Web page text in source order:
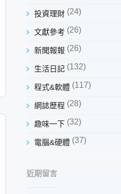
投資理財 (24)
文獻參考 (26)
新聞報報 (26)
生活日記 (132)
程式&軟體 (117)
網誌歷程 (28)
趣味一下 (32)
電腦&硬體 (37)
近期留言